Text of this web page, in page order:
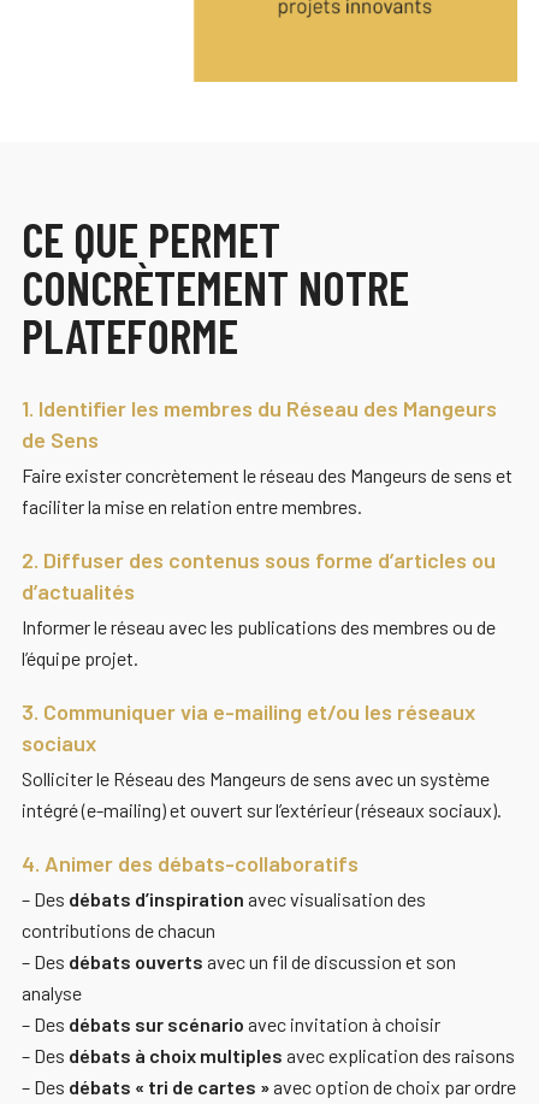
CE QUE PERMET
CONCRÈTEMENT NOTRE
PLATEFORME
1. Identifier les membres du Réseau des Mangeurs
de Sens
Faire exister concrètement le réseau des Mangeurs de sens et
faciliter la mise en relation entre membres.
2. Diffuser des contenus sous forme d’articles ou
d’actualités
Informer le réseau avec les publications des membres ou de
l’équipe projet.
3. Communiquer via e-mailing et/ou les réseaux
sociaux
Solliciter le Réseau des Mangeurs de sens avec un système
intégré (e-mailing) et ouvert sur l’extérieur (réseaux sociaux).
4. Animer des débats-collaboratifs
– Des débats d’inspiration avec visualisation des
contributions de chacun
– Des débats ouverts avec un fil de discussion et son
analyse
– Des débats sur scénario avec invitation à choisir
– Des débats à choix multiples avec explication des raisons
– Des débats « tri de cartes »avec option de choix par ordre